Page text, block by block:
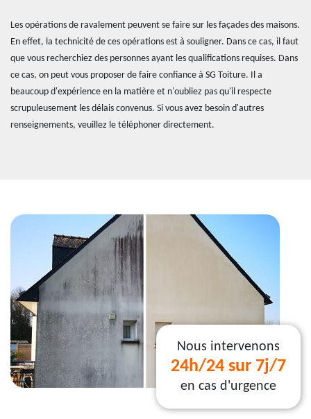
Les opérations de ravalement peuvent se faire sur les façades des maisons.
En effet, la technicité de ces opérations est à souligner. Dans ce cas, il faut
que vous recherchiez des personnes ayant les qualifications requises. Dans
ce cas, on peut vous proposer de faire confiance à SG Toiture. Il a
beaucoup d'expérience en la matière et n'oubliez pas qu'il respecte
scrupuleusement les délais convenus. Si vous avez besoin d'autres
renseignements, veuillez le téléphoner directement.
Nous intervenons
24h/24 sur 7j/7
en cas d'urgence